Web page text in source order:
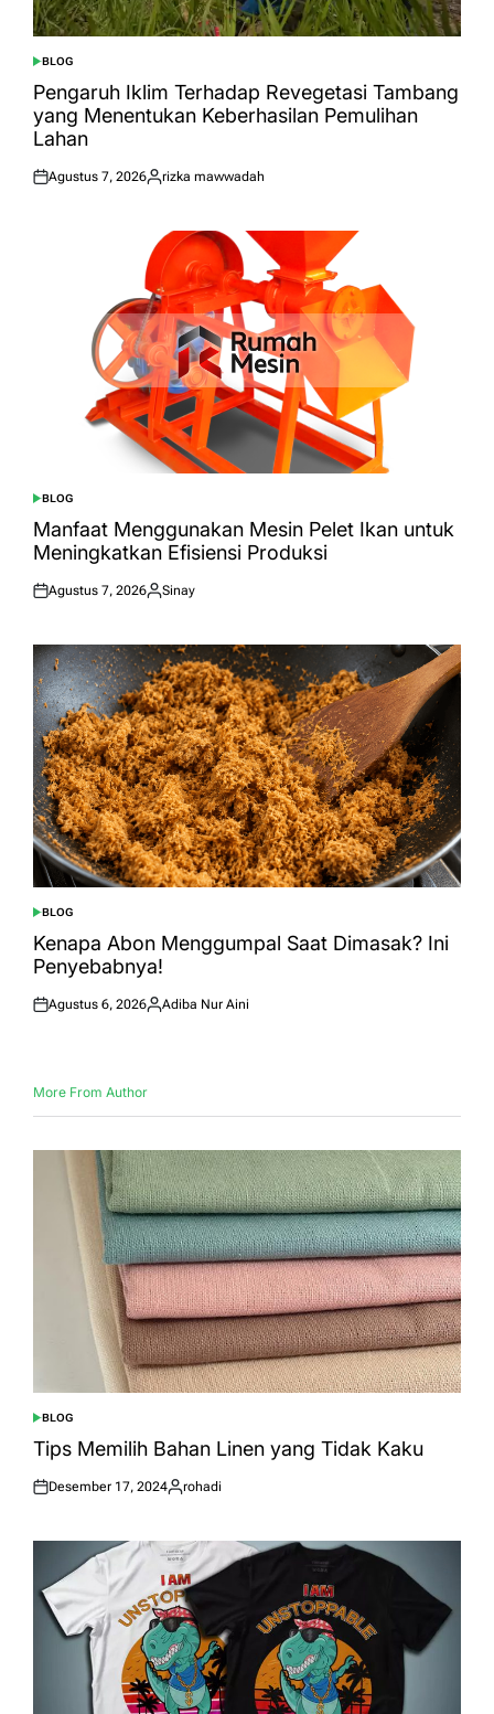
POSTED
IN
BLOG
Pengaruh Iklim Terhadap Revegetasi Tambang
yang Menentukan Keberhasilan Pemulihan
Lahan
Posted
Agustus 7, 2026
Posted
rizka mawwadah
POSTED
IN
BLOG
Manfaat Menggunakan Mesin Pelet Ikan untuk
Meningkatkan Efisiensi Produksi
Posted
Agustus 7, 2026
Posted
Sinay
POSTED
IN
BLOG
Kenapa Abon Menggumpal Saat Dimasak? Ini
Penyebabnya!
Posted
Agustus 6, 2026
Posted
Adiba Nur Aini
More From Author
POSTED
IN
BLOG
Tips Memilih Bahan Linen yang Tidak Kaku
Posted
Desember 17, 2024
Posted
rohadi